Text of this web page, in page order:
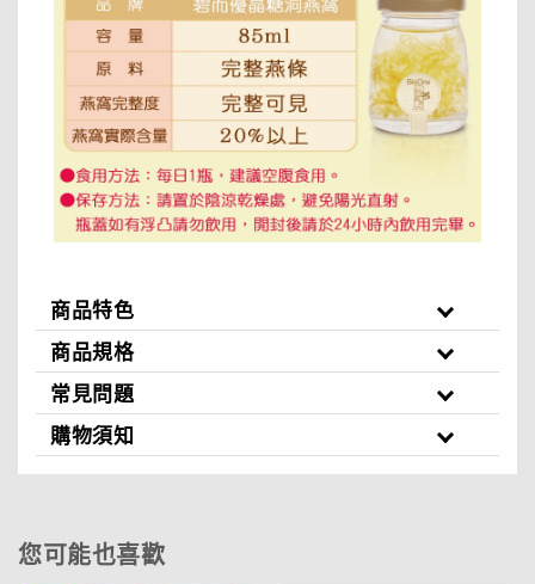
商品特色
商品規格
常見問題
購物須知
您可能也喜歡